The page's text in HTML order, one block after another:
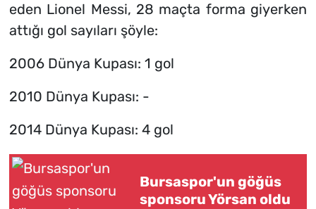
eden Lionel Messi, 28 maçta forma giyerken
attığı gol sayıları şöyle:
2006 Dünya Kupası: 1 gol
2010 Dünya Kupası: -
2014 Dünya Kupası: 4 gol
Bursaspor'un göğüs
sponsoru Yörsan oldu